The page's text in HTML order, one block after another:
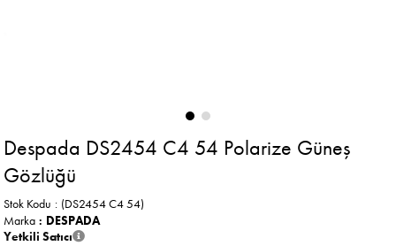
Despada DS2454 C4 54 Polarize Güneş
Gözlüğü
(DS2454 C4 54)
Stok Kodu
Marka : DESPADA
Yetkili Satıcı